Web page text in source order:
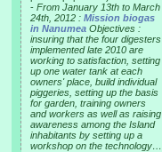
- From January 13th to March
24th, 2012 : Mission biogas
in Nanumea Objectives :
insuring that the four digesters
implemented late 2010 are
working to satisfaction, setting
up one water tank at each
owners' place, build individual
piggeries, setting up the basis
for garden, training owners
and workers as well as raising
awareness among the Island
inhabitants by setting up a
workshop on the technology…